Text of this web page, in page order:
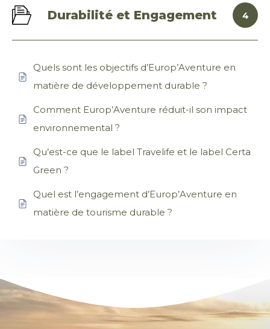
Durabilité et Engagement 4
Quels sont les objectifs d’Europ’Aventure en
matière de développement durable ?
Comment Europ’Aventure réduit-il son impact
environnemental ?
Qu’est-ce que le label Travelife et le label Certa
Green ?
Quel est l’engagement d’Europ’Aventure en
matière de tourisme durable ?